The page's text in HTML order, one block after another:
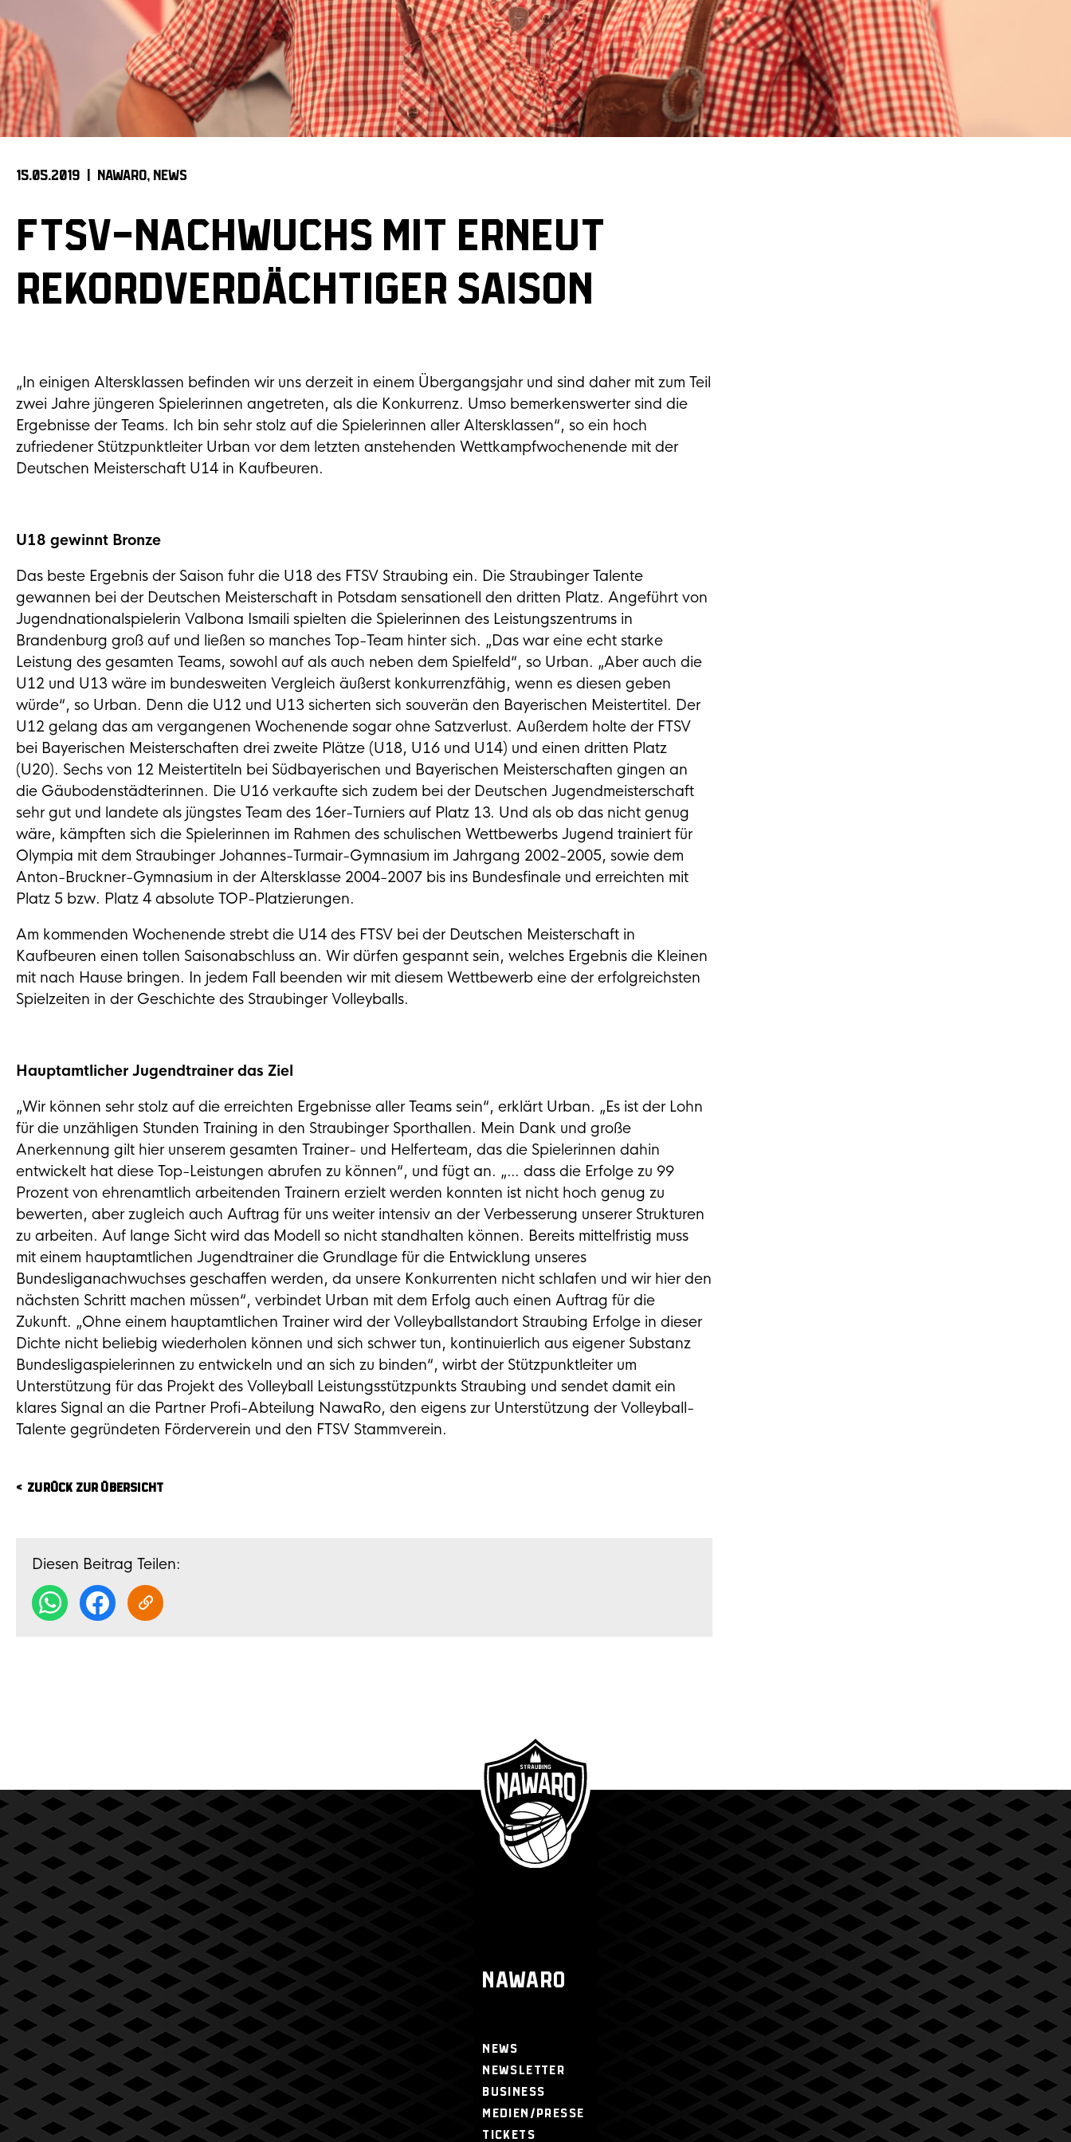
15.05.2019 | NAWARO NEWS
FTSV-NACHWUCHS MIT ERNEUT
REKORDVERDÄCHTIGER SAISON
„In einigen Altersklassen befinden wir uns derzeit in einem Übergangsjahr und sind daher mit zum Teil
zwei Jahre jüngeren Spielerinnen angetreten, als die Konkurrenz. Umso bemerkenswerter sind die
Ergebnisse der Teams. Ich bin sehr stolz auf die Spielerinnen aller Altersklassen“, so ein hoch
zufriedener Stützpunktleiter Urban vor dem letzten anstehenden Wettkampfwochenende mit der
Deutschen Meisterschaft U14 in Kaufbeuren.
U18 gewinnt Bronze
Das beste Ergebnis der Saison fuhr die U18 des FTSV Straubing ein. Die Straubinger Talente
gewannen bei der Deutschen Meisterschaft in Potsdam sensationell den dritten Platz. Angeführt von
Jugendnationalspielerin Valbona Ismaili spielten die Spielerinnen des Leistungszentrums in
Brandenburg groß auf und ließen so manches Top-Team hinter sich. „Das war eine echt starke
Leistung des gesamten Teams, sowohl auf als auch neben dem Spielfeld“, so Urban. „Aber auch die
U12 und U13 wäre im bundesweiten Vergleich äußerst konkurrenzfähig, wenn es diesen geben
würde“, so Urban. Denn die U12 und U13 sicherten sich souverän den Bayerischen Meistertitel. Der
U12 gelang das am vergangenen Wochenende sogar ohne Satzverlust. Außerdem holte der FTSV
bei Bayerischen Meisterschaften drei zweite Plätze (U18, U16 und U14) und einen dritten Platz
(U20). Sechs von 12 Meistertiteln bei Südbayerischen und Bayerischen Meisterschaften gingen an
die Gäubodenstädterinnen. Die U16 verkaufte sich zudem bei der Deutschen Jugendmeisterschaft
sehr gut und landete als jüngstes Team des 16er-Turniers auf Platz 13. Und als ob das nicht genug
wäre, kämpften sich die Spielerinnen im Rahmen des schulischen Wettbewerbs Jugend trainiert für
Olympia mit dem Straubinger Johannes-Turmair-Gymnasium im Jahrgang 2002-2005, sowie dem
Anton-Bruckner-Gymnasium in der Altersklasse 2004-2007 bis ins Bundesfinale und erreichten mit
Platz 5 bzw. Platz 4 absolute TOP-Platzierungen.
Am kommenden Wochenende strebt die U14 des FTSV bei der Deutschen Meisterschaft in
Kaufbeuren einen tollen Saisonabschluss an. Wir dürfen gespannt sein, welches Ergebnis die Kleinen
mit nach Hause bringen. In jedem Fall beenden wir mit diesem Wettbewerb eine der erfolgreichsten
Spielzeiten in der Geschichte des Straubinger Volleyballs.
Hauptamtlicher Jugendtrainer das Ziel
„Wir können sehr stolz auf die erreichten Ergebnisse aller Teams sein“, erklärt Urban. „Es ist der Lohn
für die unzähligen Stunden Training in den Straubinger Sporthallen. Mein Dank und große
Anerkennung gilt hier unserem gesamten Trainer- und Helferteam, das die Spielerinnen dahin
entwickelt hat diese Top-Leistungen abrufen zu können“, und fügt an. „… dass die Erfolge zu 99
Prozent von ehrenamtlich arbeitenden Trainern erzielt werden konnten ist nicht hoch genug zu
bewerten, aber zugleich auch Auftrag für uns weiter intensiv an der Verbesserung unserer Strukturen
zu arbeiten. Auf lange Sicht wird das Modell so nicht standhalten können. Bereits mittelfristig muss
mit einem hauptamtlichen Jugendtrainer die Grundlage für die Entwicklung unseres
Bundesliganachwuchses geschaffen werden, da unsere Konkurrenten nicht schlafen und wir hier den
nächsten Schritt machen müssen“, verbindet Urban mit dem Erfolg auch einen Auftrag für die
Zukunft. „Ohne einem hauptamtlichen Trainer wird der Volleyballstandort Straubing Erfolge in dieser
Dichte nicht beliebig wiederholen können und sich schwer tun, kontinuierlich aus eigener Substanz
Bundesligaspielerinnen zu entwickeln und an sich zu binden“, wirbt der Stützpunktleiter um
Unterstützung für das Projekt des Volleyball Leistungsstützpunkts Straubing und sendet damit ein
klares Signal an die Partner Profi-Abteilung NawaRo, den eigens zur Unterstützung der Volleyball-
Talente gegründeten Förderverein und den FTSV Stammverein.
ZURÜCK ZUR ÜBERSICHT
Diesen Beitrag Teilen:
NAWARO
NEWS
NEWSLETTER
BUSINESS
MEDIEN/PRESSE
TICKETS